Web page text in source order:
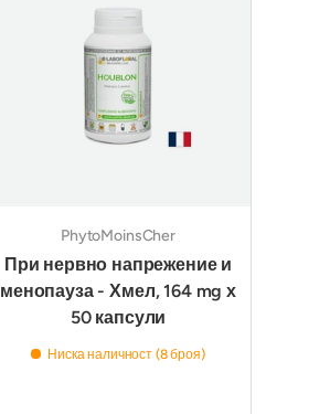
PhytoMoinsCher
При нервно напрежение и
менопауза - Хмел, 164 mg х
50 капсули
Ниска наличност (8 броя)